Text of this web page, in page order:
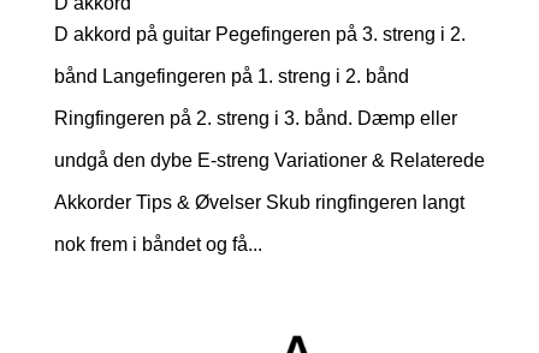
D akkord på guitar Pegefingeren på 3. streng i 2.
bånd Langefingeren på 1. streng i 2. bånd
Ringfingeren på 2. streng i 3. bånd. Dæmp eller
undgå den dybe E-streng Variationer & Relaterede
Akkorder Tips & Øvelser Skub ringfingeren langt
nok frem i båndet og få...